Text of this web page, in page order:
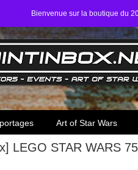
Bienvenue sur la boutique du
Art of Star Wars
LEGO STAR WARS